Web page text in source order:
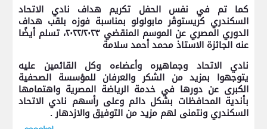
كما تم في نفس الحفل تكريم هداف نادي الاتحاد
السكندري كريستوڤر مابولولو بمناسبة فوزه بلقب هداف
الدوري المصري عن الموسم المنقضي ٢٠٢٢/٢٠٢٣، تسلم أيضًا
عنه الجائزة الاستاذ محمد أحمد سلامة
نادي الاتحاد وجماهيره وأعضاءه وكل القائمين عليه
يتوجهوا بمزيد من الشكر والعرفان للمؤسسة الصحفية
الكبرى عن دورها في خدمة الرياضة المصرية واهتمامها
بأندية المحافظات بشكل دائم وعلى رأسهم نادي الاتحاد
السكندري ونتمنى لهم مزيد من التوفيق والازدهار .